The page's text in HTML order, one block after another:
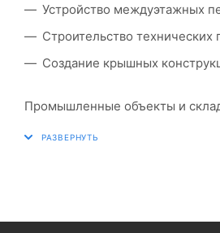
Устройство междуэтажных
Строительство
Создание крышных
Промышленные объекты и